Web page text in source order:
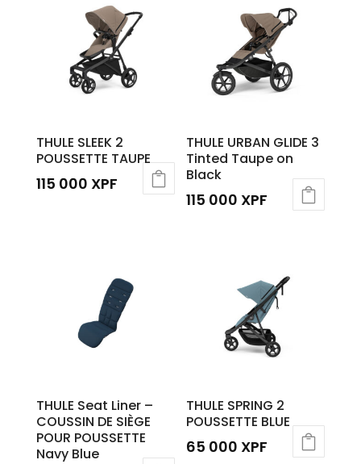
THULE SLEEK 2
POUSSETTE TAUPE
115 000 XPF
THULE URBAN GLIDE 3
Tinted Taupe on
Black
115 000 XPF
THULE Seat Liner –
COUSSIN DE SIÈGE
POUR POUSSETTE
Navy Blue
THULE SPRING 2
POUSSETTE BLUE
65 000 XPF